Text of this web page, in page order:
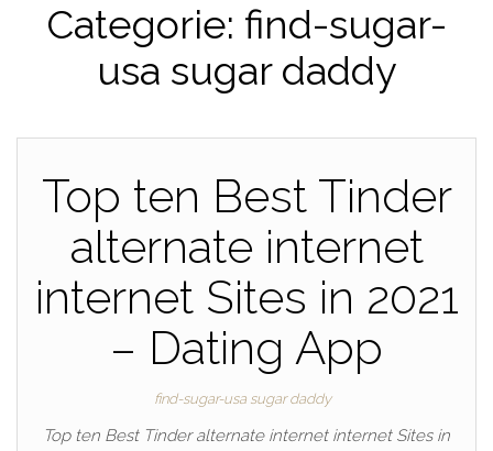
Categorie: find-sugar-
usa sugar daddy
Top ten Best Tinder
alternate internet
internet Sites in 2021
– Dating App
find-sugar-usa sugar daddy
Top ten Best Tinder alternate internet internet Sites in